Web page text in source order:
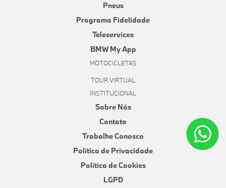
Pneus
Programa Fidelidade
Teleservices
BMW My App
MOTOCICLETAS
TOUR VIRTUAL
INSTITUCIONAL
Sobre Nós
Contato
Trabalhe Conosco
Política de Privacidade
Política de Cookies
LGPD